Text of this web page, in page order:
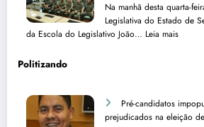
Na manhã desta quarta-
Legislativa do Estado de
da Escola do Legislativo João… Leia mais:
e
r
Politizando
Pré-candidatos
prejudicados na eleição